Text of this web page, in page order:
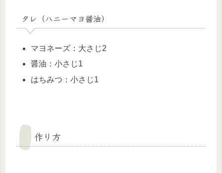
タレ（ハニーマヨ醤油）
マヨネーズ：大さじ2
醤油：小さじ1
はちみつ：小さじ1
作り方